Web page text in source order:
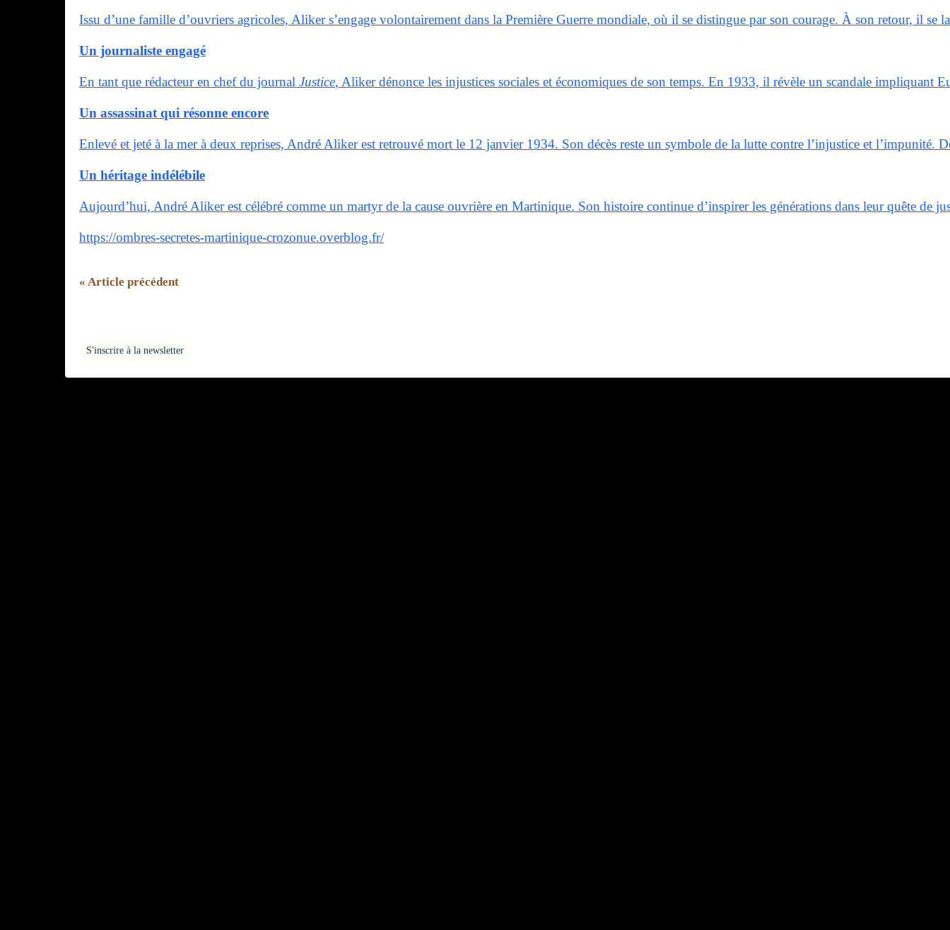
Issu d’une famille d’ouvriers agricoles, Aliker s’engage volontairement dans la Première Guerre mondiale, où il se distingue par son courage. À son retour, il
Un journaliste engagé
En tant que rédacteur en chef du journal Justice, Aliker dénonce les injustices sociales et économiques de son temps. En 1933, il révèle un scandale
Un assassinat qui résonne encore
Enlevé et jeté à la mer à deux reprises, André Aliker est retrouvé mort le 12 janvier 1934. Son décès reste un symbole de la lutte contre l’injustice et
Un héritage indélébile
Aujourd’hui, André Aliker est célébré comme un martyr de la cause ouvrière en Martinique. Son histoire continue d’inspirer les générations dans leur quête de
https://ombres-secretes-martinique-crozonue.overblog.fr/
« Article précédent
S'inscrire à la newsletter